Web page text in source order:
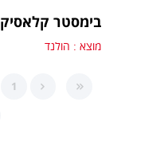
בימסטר קלאסיק
מוצא : הולנד
1